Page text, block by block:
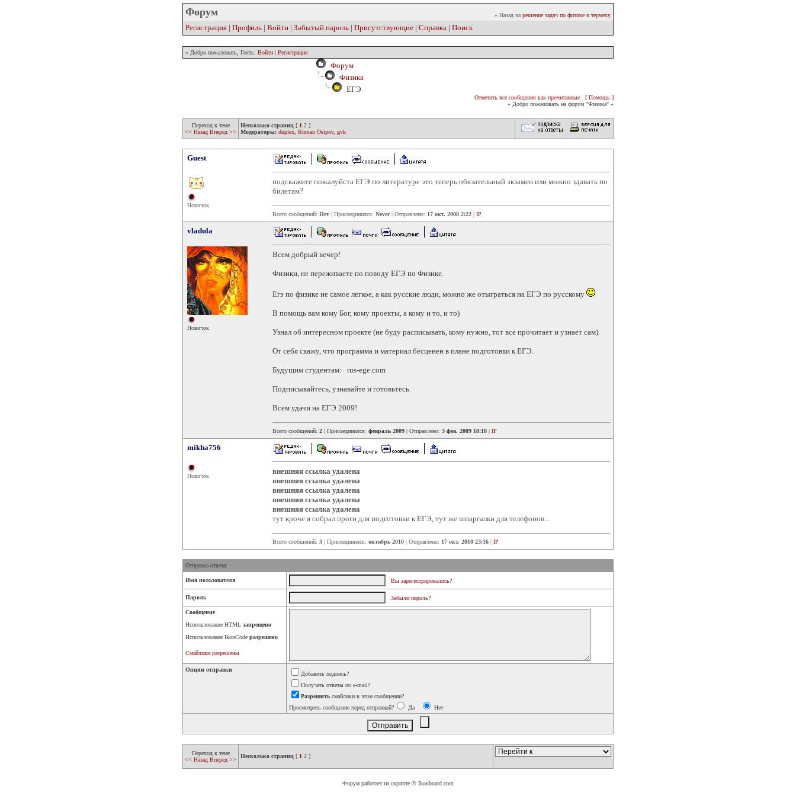
Форум » Назад на решение задач по физике и термеху
Регистрация | Профиль | Войти | Забытый пароль | Присутствующие | Справка | Поиск
» Добро пожаловать, Гость: Войти | Регистрация
Форум
Физика
ЕГЭ
Отметить все сообщения как прочитанные
[ Помощь ]
» Добро пожаловать на форум "Физика" «
Переход к теме
<< Назад Вперед >>
Несколько страниц [ 1 2 ]
Модераторы: duplex Roman Osipov, gvk
Guest
Новичок
подскажите пожалуйста ЕГЭ по литературе это теперь обязательный экзамен или можно здавать по
билетам?
Всего сообщений: Нет | Присоединился: Never| Отправлено: 17 окт. 2008 2:22 | IP
vladula
Новичок
Всем добрый вечер!
Физики, не переживаете по поводу ЕГЭ по Физике.
Егэ по физике не самое легкое, а как русские люди, можно же отыграться на ЕГЭ по русскому
В помощь вам кому Бог, кому проекты, а кому и то, и то)
Узнал об интересном проекте (не буду расписывать, кому нужно, тот все прочитает и узнает сам).
От себя скажу, что программа и материал бесценен в плане подготовки к ЕГЭ.
Будущим студентам: rus-ege.com
Подписывайтесь, узнавайте и готовьтесь.
Всем удачи на ЕГЭ 2009!
Всего сообщений: 2 | Присоединился: февраль 2009 | Отправлено: 3 фев. 2009 18:18 | IP
mikha756
Новичок
внешняя ссылка удалена
внешняя ссылка удалена
внешняя ссылка удалена
внешняя ссылка удалена
внешняя ссылка удалена
тут кроче я собрал проги для подготовки к ЕГЭ, тут же шпаргалки для телефонов...
Всего сообщений: 3 | Присоединился: октябрь 2010 | Отправлено: 17 окт. 2010 23:16 | IP
Отправка ответа:
Имя пользователя Вы зарегистрировались?
Пароль Забыли пароль?
Сообщение
Использование HTML запрещено
Использование IkonCode разрешено
Смайлики разрешены
Опции отправки
Добавить подпись?
Получать ответы по e-mail?
Разрешить смайлики в этом сообщении?
Просмотреть сообщение перед отправкой?
Да Нет
Переход к теме
<< Назад Вперед >>
Несколько страниц [ 1 2 ]
Форум работает на скрипте © Ikonboard.com